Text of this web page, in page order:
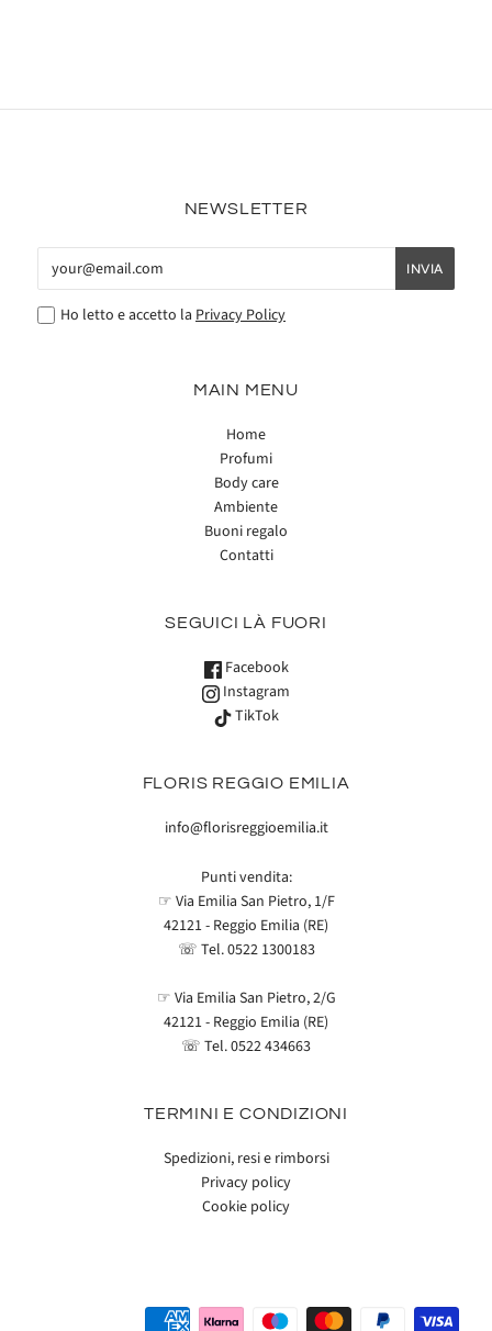
NEWSLETTER
Ho letto e accetto la Privacy Policy
MAIN MENU
Home
Profumi
Body care
Ambiente
Buoni regalo
Contatti
SEGUICI LÀ FUORI
Facebook
Instagram
TikTok
FLORIS REGGIO EMILIA
info@florisreggioemilia.it
Punti vendita:
☞ Via Emilia San Pietro, 1/F
42121 - Reggio Emilia (RE)
☏ Tel.0522 1300183
☞ Via Emilia San Pietro, 2/G
42121 - Reggio Emilia (RE)
☏ Tel.0522 434663
TERMINI E CONDIZIONI
Spedizioni, resi e rimborsi
Privacy policy
Cookie policy